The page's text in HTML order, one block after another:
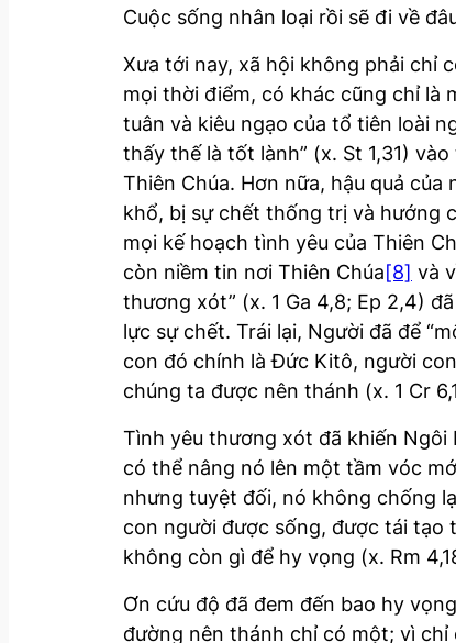
Cuộc sống nhân loại rồi sẽ đi về
Xưa tới nay, xã hội không phải chỉ
mọi thời điểm, có khác cũng chỉ là
tuân và kiêu ngạo của tổ tiên loài
thấy thế là tốt lành” (x. St 1,31)
Thiên Chúa. Hơn nữa, hậu quả
khổ, bị sự chết thống trị và hướng
mọi kế hoạch tình yêu của Thiên
còn niềm tin nơi Thiên Chúa[8] và
thương xót” (x. 1 Ga 4,8; Ep 2,4)
lực sự chết. Trái lại, Người đã để
con đó chính là Đức Kitô, người
chúng ta được nên thánh (x. 1 Cr
Tình yêu thương xót đã khiến Ngôi
có thể nâng nó lên một tầm vóc
nhưng tuyệt đối, nó không chống
con người được sống, được tái tạo
không còn gì để hy vọng (x. Rm
Ơn cứu độ đã đem đến bao hy
đường nên thánh chỉ có một; vì